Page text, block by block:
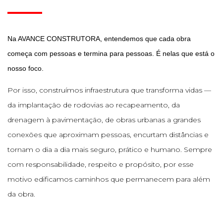
Na AVANCE CONSTRUTORA, entendemos que cada obra
começa com pessoas e termina para pessoas. É nelas que está o
nosso foco.
Por isso, construímos infraestrutura que transforma vidas —
da implantação de rodovias ao recapeamento, da
drenagem à pavimentação, de obras urbanas a grandes
conexões que aproximam pessoas, encurtam distâncias e
tornam o dia a dia mais seguro, prático e humano. Sempre
com responsabilidade, respeito e propósito, por esse
motivo edificamos caminhos que permanecem para além
da obra.